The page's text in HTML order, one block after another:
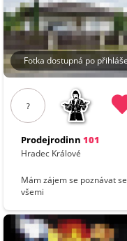
Fotka dostupná po
?
Prodejrodinn 101
Hradec Králové
Mám zájem se poznávat se
všemi